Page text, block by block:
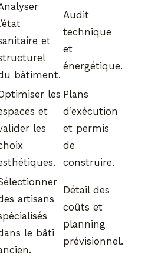
et
bâtiment.
Audit
technique
et
énergétique.
les
et
les
Plans
d’exécution
et permis
de
construire.
artisans
le bâti
Détail des
coûts et
planning
prévisionnel.